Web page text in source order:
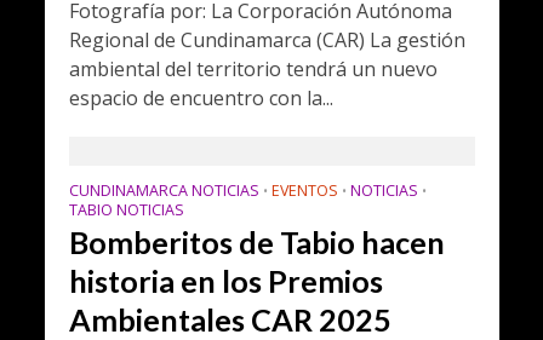
Fotografía por: La Corporación Autónoma
Regional de Cundinamarca (CAR) La gestión
ambiental del territorio tendrá un nuevo
espacio de encuentro con la...
CUNDINAMARCA NOTICIAS • EVENTOS • NOTICIAS •
TABIO NOTICIAS
Bomberitos de Tabio hacen
historia en los Premios
Ambientales CAR 2025